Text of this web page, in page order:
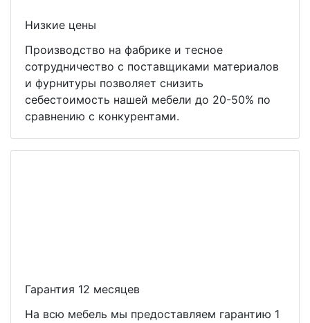
Низкие цены
Производство на фабрике и тесное
сотрудничество с поставщиками материалов
и фурнитуры позволяет снизить
себестоимость нашей мебели до 20-50% по
сравнению с конкурентами.
Гарантия 12 месяцев
На всю мебель мы предоставляем гарантию 1